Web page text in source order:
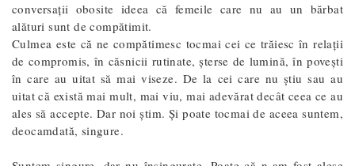
conversații obosite ideea că femeile care nu au un bărbat
alături sunt de compătimit.
Culmea este că ne compătimesc tocmai cei ce trăiesc în relaţii
de compromis, în căsnicii rutinate, şterse de lumină, în poveşti
în care au uitat să mai viseze. De la cei care nu ştiu sau au
uitat că există mai mult, mai viu, mai adevărat decât ceea ce au
ales să accepte. Dar noi ştim. Şi poate tocmai de aceea suntem,
deocamdată, singure.